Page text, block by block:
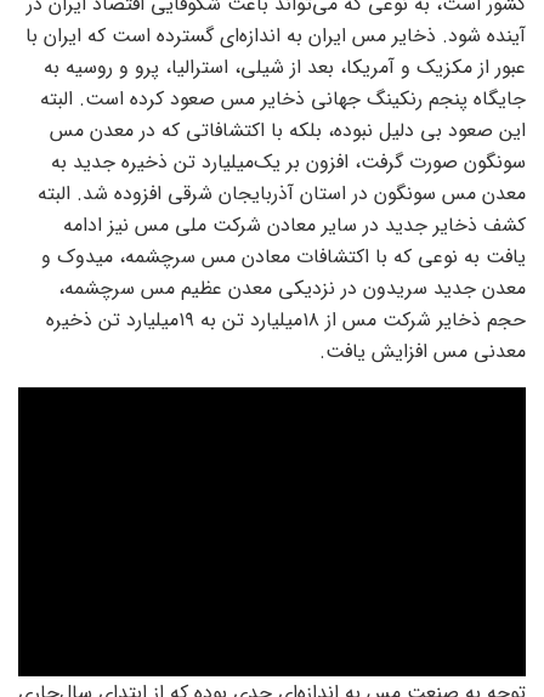
آینده شود. ذخایر مس ایران به اندازه‌ای گسترده است که ایران با
عبور از مکزیک و آمریکا، بعد از شیلی، استرالیا، پرو و روسیه به
جایگاه پنجم رنکینگ جهانی ذخایر مس صعود کرده است. البته
این صعود بی دلیل نبوده، بلکه با اکتشافاتی که در معدن مس
سونگون صورت گرفت، افزون بر یک‌میلیارد تن ذخیره جدید به
معدن مس سونگون در استان آذربایجان شرقی افزوده شد. البته
کشف ذخایر جدید در سایر معادن شرکت ملی مس نیز ادامه
یافت به نوعی که با اکتشافات معادن مس سرچشمه، میدوک و
معدن جدید سریدون در نزدیکی معدن عظیم مس سرچشمه،
حجم ذخایر شرکت مس از ۱۸‌میلیارد تن به ۱۹‌میلیارد تن ذخیره
معدنی مس افزایش یافت.